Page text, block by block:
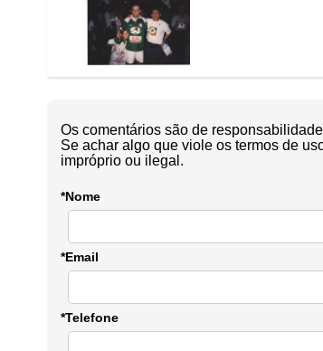
Os comentários são de
Se achar algo que viole os termos de
impróprio ou ilegal.
*Nome
*Email
*Telefone